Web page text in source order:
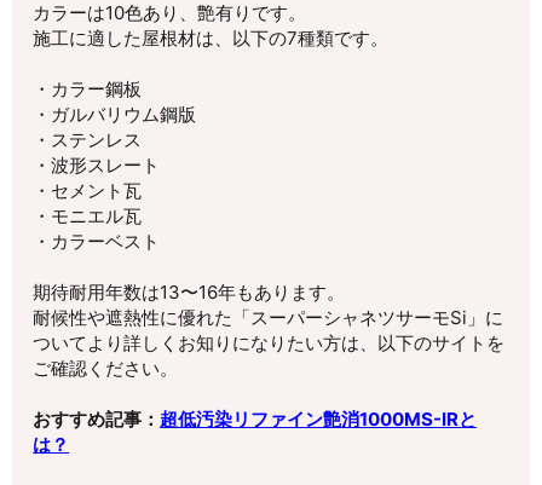
カラーは10色あり、艶有りです。
施工に適した屋根材は、以下の7種類です。
・カラー鋼板
・ガルバリウム鋼版
・ステンレス
・波形スレート
・セメント瓦
・モニエル瓦
・カラーベスト
期待耐用年数は13〜16年もあります。
耐候性や遮熱性に優れた「スーパーシャネツサーモSi」に
ついてより詳しくお知りになりたい方は、以下のサイトを
ご確認ください。
おすすめ記事： 超低汚染リファイン艶消1000MS-IRと
は？